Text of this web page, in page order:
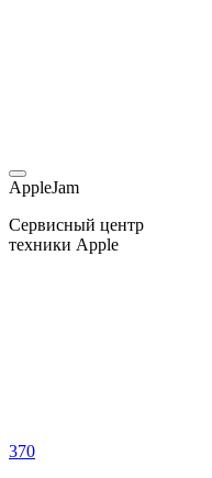
AppleJam
Сервисный центр
техники Apple
370